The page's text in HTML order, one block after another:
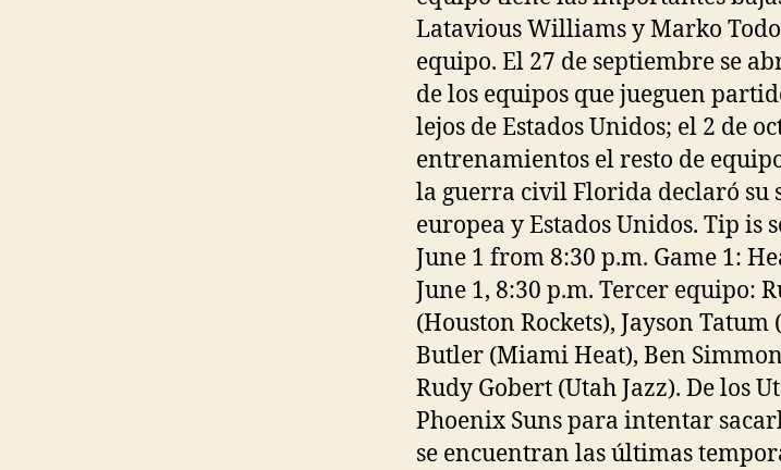
Latavious Williams y Marko
equipo. El 27 de septiembre se
de los equipos que jueguen
lejos de Estados Unidos; el 2 de
entrenamientos el resto de
la guerra civil Florida declaró su
europea y Estados Unidos. Tip is
June 1 from 8:30 p.m. Game 1:
June 1, 8:30 p.m. Tercer equipo:
(Houston Rockets), Jayson
Butler (Miami Heat), Ben
Rudy Gobert (Utah Jazz). De los
Phoenix Suns para intentar
se encuentran las últimas